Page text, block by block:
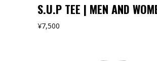
S.U.P TEE | MEN AND
¥7,500